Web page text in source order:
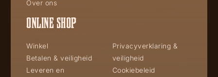
Over ons
ONLINE SHOP
Winkel
Betalen & veiligheid
Leveren en
Privacyverklaring &
veiligheid
Cookiebeleid